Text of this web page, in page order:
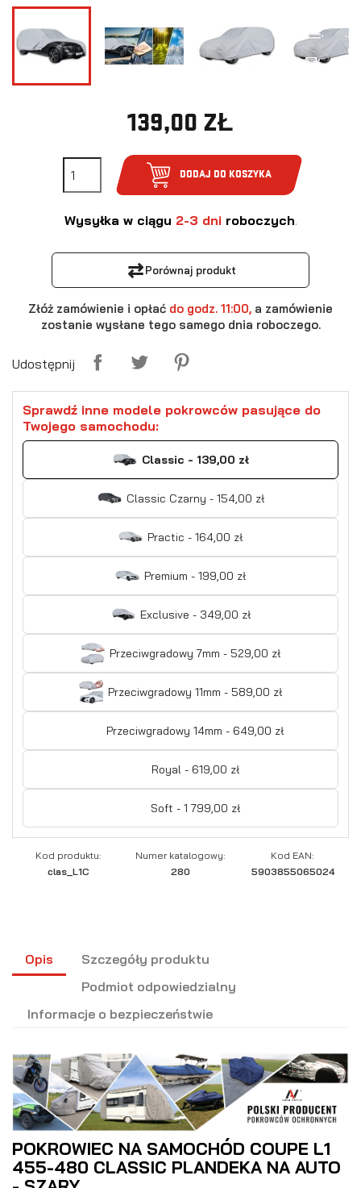
139,00 ZŁ
DODAJ DO KOSZYKA
Wysyłka w ciągu 2-3 dni roboczych.
⇄ Porównaj produkt
Złóż zamówienie i opłać do godz. 11:00, a zamówienie
zostanie wysłane tego samego dnia roboczego.
Udostępnij
Sprawdź inne modele pokrowców pasujące do
Twojego samochodu:
Classic - 139,00 zł
Classic Czarny - 154,00 zł
Practic - 164,00 zł
Premium - 199,00 zł
Exclusive - 349,00 zł
Przeciwgradowy 7mm - 529,00 zł
Przeciwgradowy 11mm - 589,00 zł
Przeciwgradowy 14mm - 649,00 zł
Royal - 619,00 zł
Soft - 1 799,00 zł
Kod produktu:
clas_L1C
Numer katalogowy:
280
Kod EAN:
5903855065024
Opis
Szczegóły produktu
Podmiot odpowiedzialny
Informacje o bezpieczeństwie
POKROWIEC NA SAMOCHÓD COUPE L1
455-480 CLASSIC PLANDEKA NA AUTO